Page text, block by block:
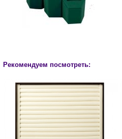
Рекомендуем посмотреть: